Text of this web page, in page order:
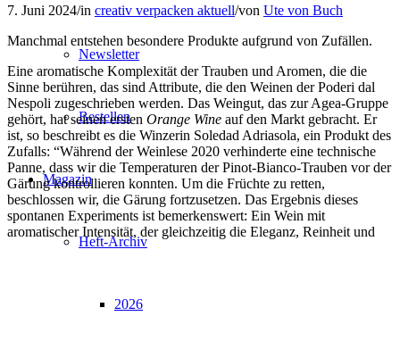
Newsletter
Bestellen
Magazin
Heft-Archiv
2026
7. Juni 2024/in creativ verpacken aktuell/von Ute von Buch
Manchmal entstehen besondere Produkte aufgrund von Zufällen.
Eine aromatische Komplexität der Trauben und Aromen, die die
Sinne berühren, das sind Attribute, die den Weinen der Poderi dal
Nespoli zugeschrieben werden. Das Weingut, das zur Agea-Gruppe
gehört, hat seinen ersten Orange Wine auf den Markt gebracht. Er
ist, so beschreibt es die Winzerin Soledad Adriasola, ein Produkt des
Zufalls: “Während der Weinlese 2020 verhinderte eine technische
Panne, dass wir die Temperaturen der Pinot-Bianco-Trauben vor der
Gärung kontrollieren konnten. Um die Früchte zu retten,
beschlossen wir, die Gärung fortzusetzen. Das Ergebnis dieses
spontanen Experiments ist bemerkenswert: Ein Wein mit
aromatischer Intensität, der gleichzeitig die Eleganz, Reinheit und